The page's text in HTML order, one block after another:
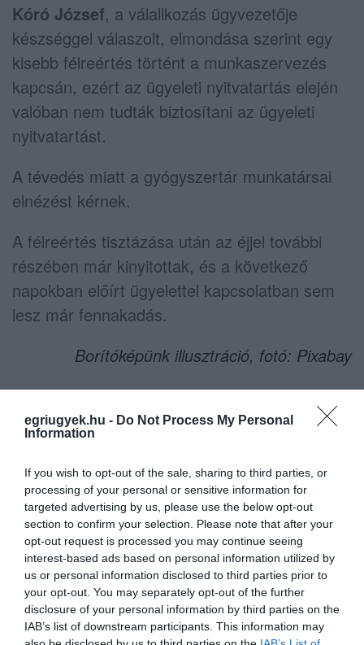
egriugyek.hu - Do Not Process My Personal
Information
If you wish to opt-out of the sale, sharing to third parties, or
processing of your personal or sensitive information for
targeted advertising by us, please use the below opt-out
section to confirm your selection. Please note that after your
opt-out request is processed you may continue seeing
interest-based ads based on personal information utilized by
us or personal information disclosed to third parties prior to
your opt-out. You may separately opt-out of the further
disclosure of your personal information by third parties on the
IAB’s list of downstream participants. This information may
Kóró József, a válallkozás ügyvezetője
készséggel válaszolt, elmondása szerint egy
kisebb félreértés történt a munkaszervezés
kapcsán, ezért az ügyeleti nyitvatartás elején
valóban nem tudták biztosítani az ügyeleti
nyitvatartást.
A tévedés miatt a gyógyszertár munkatársai
elnézést kérnek.
A félreértés tisztázása után az éjjel további
részében már kinyitottak, és a következő
napokban előírt ügyelettel kapcsolatban sem
lesz már fennakadás.
Borítóképünk illusztráció, fotó: Pixabay
bennünket az EGRI ÜGYEK Google Hírek oldalán!
VISSZA A FŐOLDALRA